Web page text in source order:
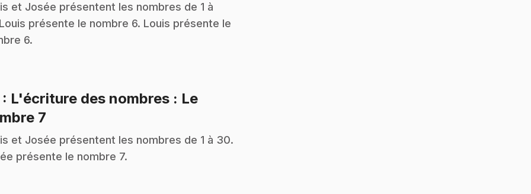
et Josée présentent les nombres de 1 à
présente le nombre 6. Louis présente le
6.
: L'écriture des nombres : Le
7
et Josée présentent les nombres de 1 à 30.
présente le nombre 7.